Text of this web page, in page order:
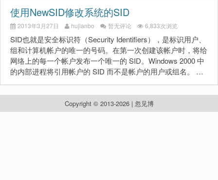
使用NewSID修改系统的SID
2013年3月27日 hujianbo 暂无评论 6,833次浏览
SID也就是安全标识符（Security Identifiers），是标识用户、
组和计算机帐户的唯一的号码。在第一次创建该帐户时，将给
网络上的每一个帐户发布一个唯一的 SID。Windows 2000 中
的内部进程将引用帐户的 SID 而不是帐户的用户或组名。 …
Copyright © 2013-2026 | 忽见博